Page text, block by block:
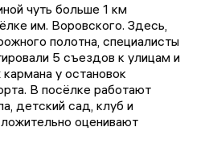
чуть больше 1 км
им. Воровского. Здесь,
полотна, специалисты
5 съездов к улицам и
у остановок
В посёлке работают
детский сад, клуб и
оценивают